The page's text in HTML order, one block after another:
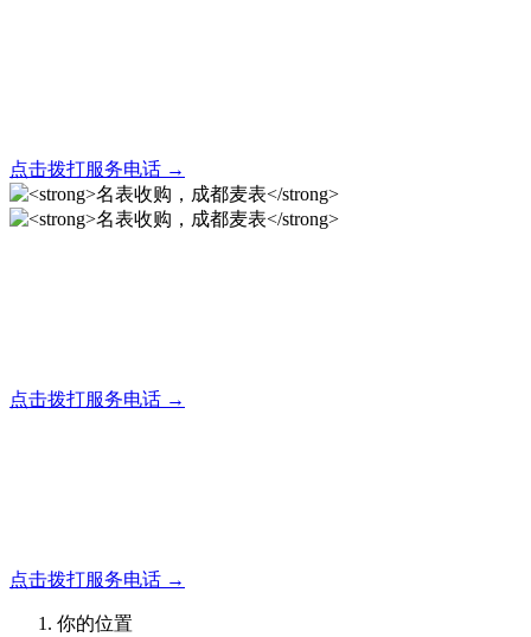
点击拨打服务电话 →
点击拨打服务电话 →
点击拨打服务电话 →
你的位置